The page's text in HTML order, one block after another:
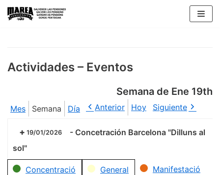
Saltar
Actividades – Eventos
Semana de Ene 19th
Mes Semana Día Anterior Hoy Siguiente
19/01/2026 - Concetración Barcelona "Dilluns al
sol"
Categorías
Concentració General Manifestació